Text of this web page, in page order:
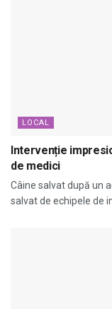
LOCAL
Intervenție
de medici
Câine salvat după un
salvat de echipele de